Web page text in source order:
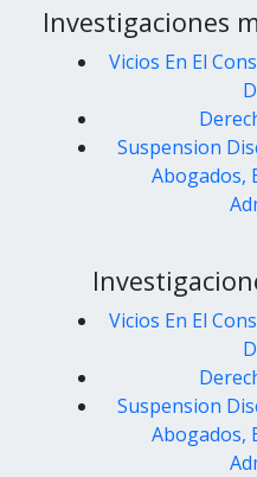
Investigaciones
Vicios En El
Suspension
Abogados,
Vicios En El
Suspension
Abogados,